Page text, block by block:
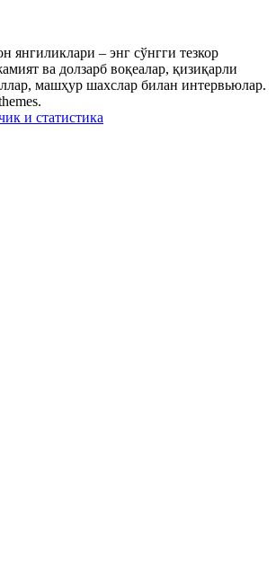
янгиликлари – энг сўнгги тезкор
ва долзарб воқеалар, қизиқарли
машҳур шахслар билан интервьюлар.